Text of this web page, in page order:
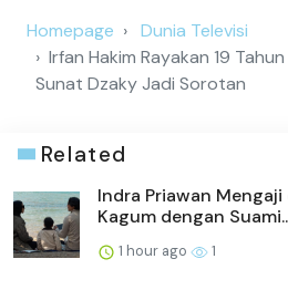
Homepage
Dunia Televisi
Irfan Hakim Rayakan 19
Sunat Dzaky Jadi Sorotan
Related
Indra Priawan
Kagum dengan
1 hour ago 1